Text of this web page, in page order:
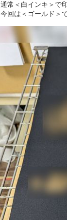
通常＜白インキ＞で
今回は＜ゴールド＞